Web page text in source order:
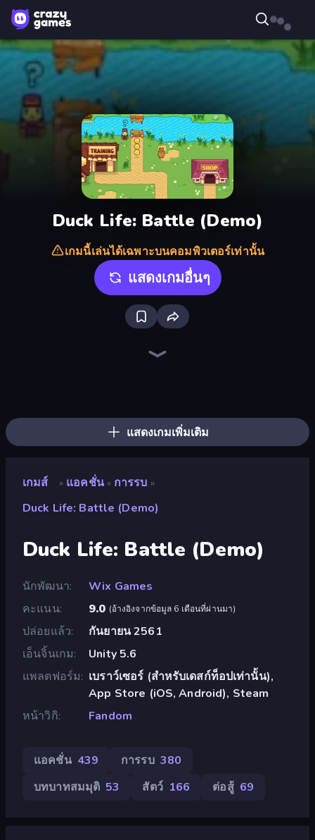
Duck Life: Battle (Demo)
เกมนี้เล่นได้เฉพาะบนคอมพิวเตอร์เท่านั้น
แสดงเกมอื่นๆ
แสดงเกมเพิ่มเติม
เกมส์ » แอคชั่น » การรบ »
Duck Life: Battle (Demo)
Duck Life: Battle (Demo)
นักพัฒนา
Wix Games
คะแนน
9.0 (อ้างอิงจากข้อมูล 6 เดือนที่ผ่านมา)
ปล่อยแล้ว
กันยายน 2561
เอ็นจิ้นเกม
Unity 5.6
แพลตฟอร์ม
เบราว์เซอร์ (สำหรับเดสก์ท็อปเท่านั้น),
App Store (iOS, Android), Steam
หน้าวิกิ
Fandom
แอคชั่น 439 การรบ 380
บทบาทสมมุติ 53 สัตว์ 166 ต่อสู้ 69